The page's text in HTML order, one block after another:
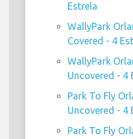
Estrela
WallyPark
Covered - 4
WallyPark
Uncovered - 4
Park To Fly
Uncovered - 4
Park To Fly